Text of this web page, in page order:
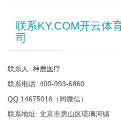
联系KY.COM开云体
司
联系人: 神鹿医疗
联系电话: 400-993-6860
QQ:14675016（同微信）
联系地址: 北京市房山区琉璃河镇